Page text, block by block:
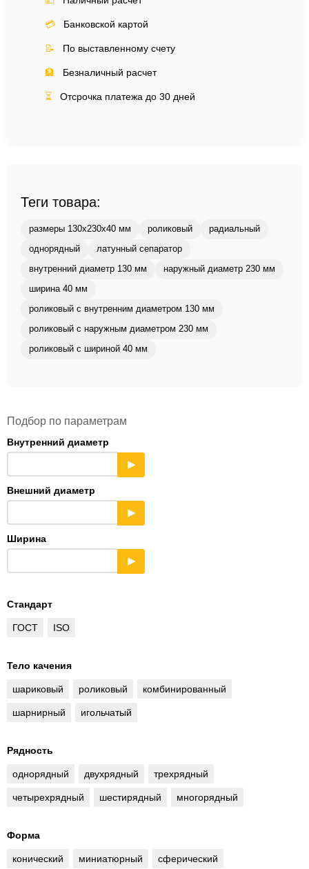
💳 Банковской картой
📝 По выставленному счету
🏦 Безналичный расчет
⏳ Отсрочка платежа до 30 дней
Теги товара:
размеры 130x230x40 мм роликовый радиальный
однорядный латунный сепаратор
внутренний диаметр 130 мм наружный диаметр 230 мм
ширина 40 мм
роликовый с внутренним диаметром 130 мм
роликовый с наружным диаметром 230 мм
роликовый с шириной 40 мм
Подбор по параметрам
Внутренний диаметр
▶
Внешний диаметр
▶
Ширина
▶
Стандарт
ГОСТ ISO
Тело качения
шариковый роликовый комбинированный
шарнирный игольчатый
Рядность
однорядный двухрядный трехрядный
четырехрядный шестирядный многорядный
Форма
конический миниатюрный сферический